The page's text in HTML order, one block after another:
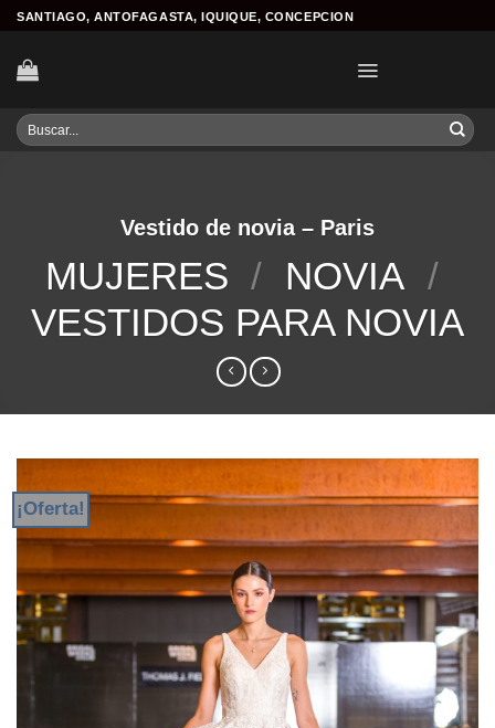
Skip
content
SANTIAGO, ANTOFAGASTA, IQUIQUE, CONCEPCION
Buscar
por:
Vestido de novia – Paris
MUJERES / NOVIA /
VESTIDOS PARA NOVIA
¡Oferta!